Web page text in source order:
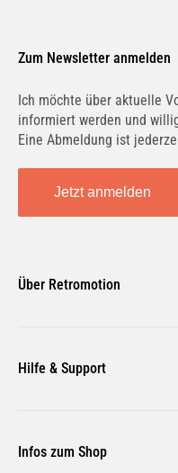
Zum Newsletter anmelden
Ich möchte über aktuelle
informiert werden und
Eine Abmeldung ist
Jetzt anmelden
Über Retromotion
Unsere Jobs
Magazin
Hilfe & Support
Zahlungsmethoden
Infos zum Shop